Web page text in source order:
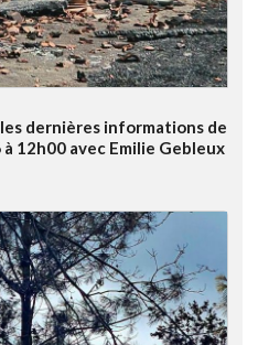
dernières informations de
12h00 avec Emilie Gebleux